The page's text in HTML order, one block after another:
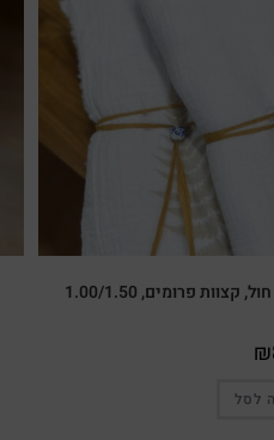
פרומים, 1.00/1.50
₪
לסל